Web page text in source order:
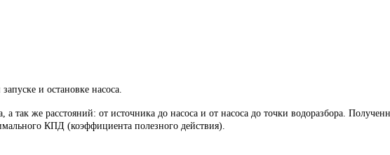
и остановке насоса.
так же расстояний: от источника до насоса и от насоса до точки водоразбора.
КПД (коэффициента полезного действия).